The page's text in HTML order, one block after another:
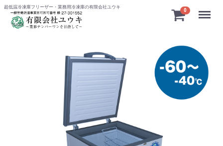
超低温冷凍庫フリーザー・業務用冷凍庫の有限会社ユウキ
0 Menu